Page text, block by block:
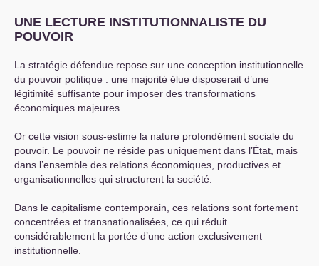
UNE LECTURE INSTITUTIONNALISTE DU
POUVOIR
La stratégie défendue repose sur une conception institutionnelle
du pouvoir politique : une majorité élue disposerait d’une
légitimité suffisante pour imposer des transformations
économiques majeures.
Or cette vision sous-estime la nature profondément sociale du
pouvoir. Le pouvoir ne réside pas uniquement dans l’État, mais
dans l’ensemble des relations économiques, productives et
organisationnelles qui structurent la société.
Dans le capitalisme contemporain, ces relations sont fortement
concentrées et transnationalisées, ce qui réduit
considérablement la portée d’une action exclusivement
institutionnelle.